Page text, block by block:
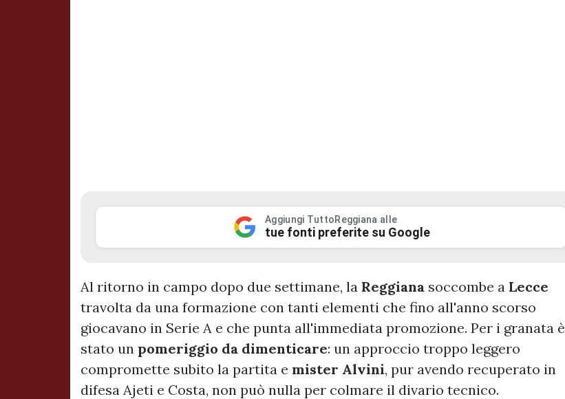
Aggiungi TuttoReggiana alle
tue fonti preferite su Google
Al ritorno in campo dopo due settimane, la Reggiana soccombe a Lecce
travolta da una formazione con tanti elementi che fino all'anno scorso
giocavano in Serie A e che punta all'immediata promozione. Per i granata è
stato un pomeriggio da dimenticare: un approccio troppo leggero
compromette subito la partita e mister Alvini, pur avendo recuperato in
difesa Ajeti e Costa, non può nulla per colmare il divario tecnico.